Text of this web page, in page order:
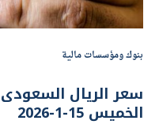
بنوك ومؤسسات مالية
سعر الريال السعودى
الخميس 15-1-2026